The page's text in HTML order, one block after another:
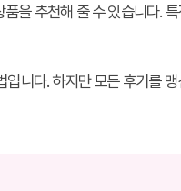
을 추천해 줄 수 있습니다.
니다. 하지만 모든 후기를